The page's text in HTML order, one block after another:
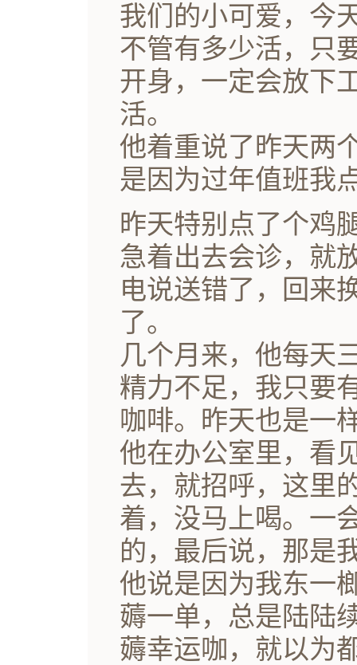
我们的小可爱，今
不管有多少活，只
开身，一定会放下
活。
他着重说了昨天两
是因为过年值班我
昨天特别点了个鸡
急着出去会诊，就
电说送错了，回来
了。
几个月来，他每天
精力不足，我只要
咖啡。昨天也是一
他在办公室里，看
去，就招呼，这里
着，没马上喝。一
的，最后说，那是
他说是因为我东一
薅一单，总是陆陆
薅幸运咖，就以为